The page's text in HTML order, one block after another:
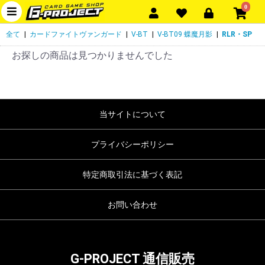
0
全て カードファイトヴァンガード V-BT V-BT09 蝶魔月影 RLR・SP
お探しの商品は見つかりませんでした
当サイトについて
プライバシーポリシー
特定商取引法に基づく表記
お問い合わせ
G-PROJECT 通信販売